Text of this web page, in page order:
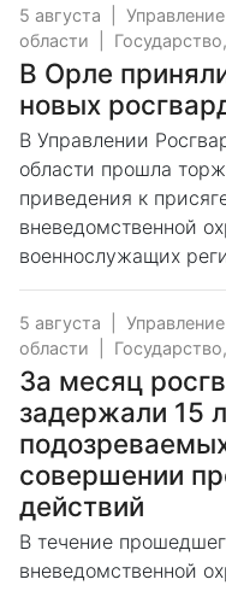
5 августа
области
В Орле
новых
В Управлении
области прошла
приведения к
вневедомственной
военнослужащих
5 августа
области
За месяц
задержали 15
совершении
действий
В течение
вневедомственной